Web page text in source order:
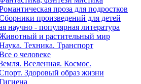
проза для подростков
произведений для детей
научно - популярная литература
и растительный мир
Техника. Транспорт
о человеке
Вселенная. Космос.
Здоровый образ жизни